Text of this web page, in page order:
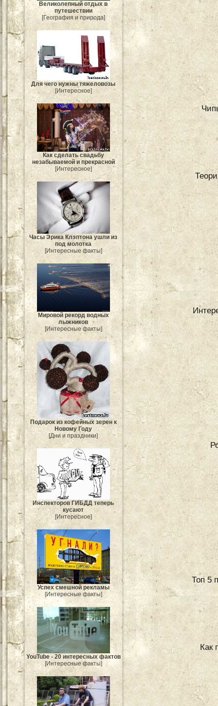
Великолепный отдых в
путешествии
[География и природа]
Для чего нужны тяжеловозы
[Интересное]
Как сделать свадьбу
незабываемой и прекрасной
[Интересное]
Часы Эрика Клэптона ушли из
под молотка
[Интересные факты]
Мировой рекорд водных
лыжников
[Интересные факты]
Подарок из кофейных зерен к
Новому Году
[Дни и праздники]
Инспекторов ГИБДД теперь
кусают
[Интересное]
Успех смешной рекламы
[Интересные факты]
YouTube - 20 интересных фактов
[Интересные факты]
Топ 5
Как